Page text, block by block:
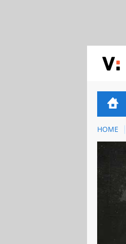
HOME